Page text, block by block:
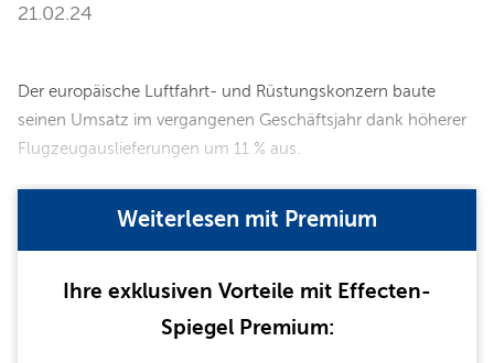
21.02.24
Der europäische Luftfahrt- und Rüstungskonzern baute
seinen Umsatz im vergangenen Geschäftsjahr dank höherer
Flugzeugauslieferungen um 11 % aus.
Weiterlesen mit Premium
Ihre exklusiven Vorteile mit Effecten-
Spiegel Premium: